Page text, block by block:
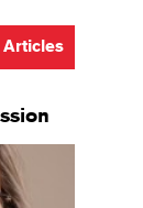
Articles